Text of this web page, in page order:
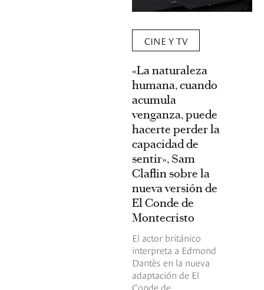
CINE Y TV
«La naturaleza
humana, cuando
acumula
venganza, puede
hacerte perder la
capacidad de
sentir», Sam
Claflin sobre la
nueva versión de
El Conde de
Montecristo
El actor británico
interpreta a Edmond
Dantès en la nueva
adaptación de El
Conde de